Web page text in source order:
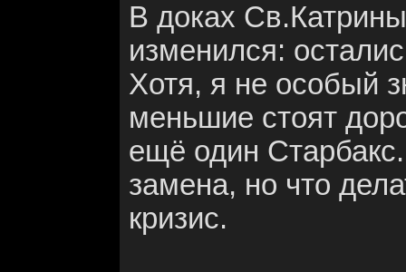
В доках
изменился:
Хотя, я не особый
меньшие стоят
ещё один
замена, но что
кризис.